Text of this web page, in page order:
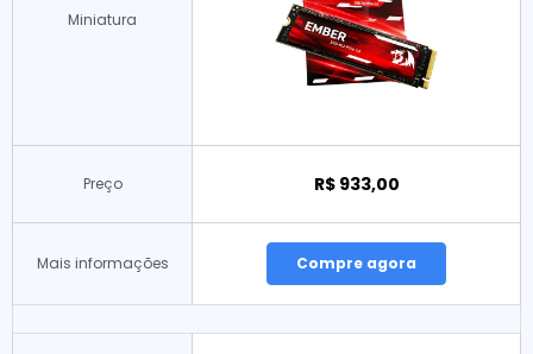
Miniatura
Preço R$ 933,00
Mais informações Compre agora